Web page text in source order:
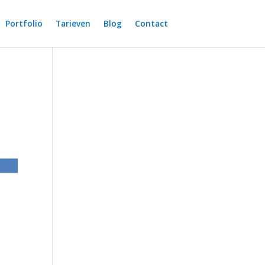
Portfolio Tarieven Blog Contact